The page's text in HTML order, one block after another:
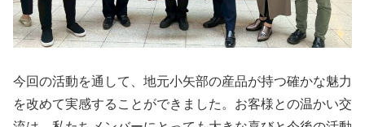
今回の活動を通して、地元小矢部の産品が持つ確かな魅力
を改めて実感することができました。お客様との温かい交